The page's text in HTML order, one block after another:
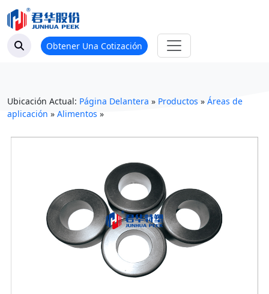
Obtener Una Cotización
Ubicación Actual: Página Delantera » Productos » Áreas de
aplicación » Alimentos »